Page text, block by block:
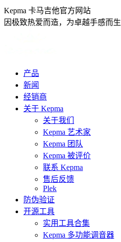
跳
转
Kepma 卡马吉他官方网站
因极致热爱而造，为卓越手感而生
产品
新闻
经销商
关于 Kepma
关于我们
Kepma 艺术家
Kepma 团队
Kepma 被评价
联系 Kepma
售后反馈
Plek
防伪验证
开源工具
实用工具合集
Kepma 多功能调音器